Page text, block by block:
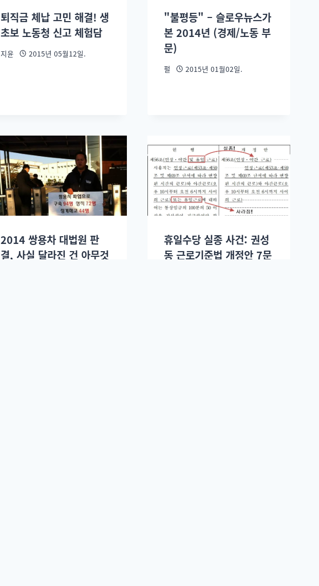
퇴직금 체납 고민 해결! 생
초보 노동청 신고 체험담
지윤 2015년 05월12일.
"불평등" – 슬로우뉴스가
본 2014년 (경제/노동 부
문)
펄 2015년 01월02일.
2014 쌍용차 대법원 판
결, 사실 달라진 건 아무것
휴일수당 실종 사건: 권성
동 근로기준법 개정안 7문